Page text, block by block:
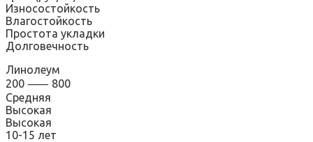
Износостойкость
Влагостойкость
Простота укладки
Долговечность
Линолеум
200 ⸺ 800
Средняя
Высокая
Высокая
10-15 лет